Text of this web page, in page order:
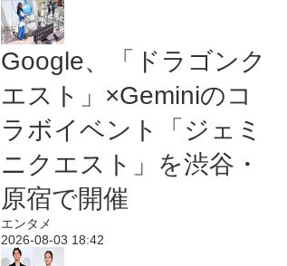
Google、「ドラゴンク
エスト」×Geminiのコ
ラボイベント「ジェミ
ニクエスト」を渋谷・
原宿で開催
エンタメ
2026-08-03 18:42